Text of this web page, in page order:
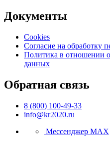
Документы
Cookies
Согласие на обработку
Политика в отношении
данных
Обратная связь
8 (800) 100-49-33
info@kr2020.ru
Мессенджер MAX